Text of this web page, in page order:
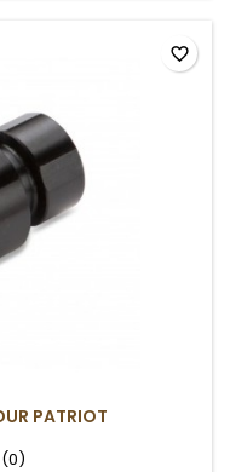
PATRIOT
(0)
favorite_border